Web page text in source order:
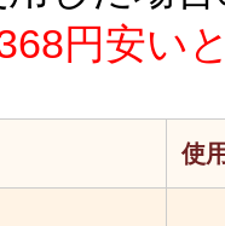
円安い
使